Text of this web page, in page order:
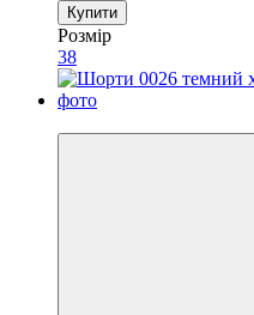
Купити
Розмір
38